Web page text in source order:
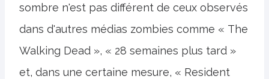
sombre n'est pas différent de ceux observés
dans d'autres médias zombies comme « The
Walking Dead », « 28 semaines plus tard »
et, dans une certaine mesure, « Resident